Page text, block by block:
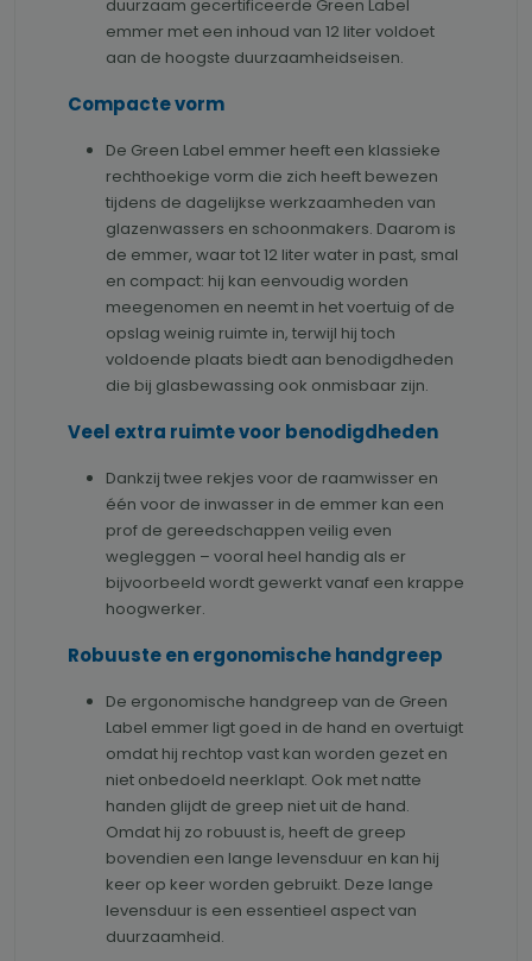
duurzaam gecertificeerde Green Label
emmer met een inhoud van 12 liter voldoet
aan de hoogste duurzaamheidseisen.
Compacte vorm
De Green Label emmer heeft een klassieke
rechthoekige vorm die zich heeft bewezen
tijdens de dagelijkse werkzaamheden van
glazenwassers en schoonmakers. Daarom is
de emmer, waar tot 12 liter water in past, smal
en compact: hij kan eenvoudig worden
meegenomen en neemt in het voertuig of de
opslag weinig ruimte in, terwijl hij toch
voldoende plaats biedt aan benodigdheden
die bij glasbewassing ook onmisbaar zijn.
Veel extra ruimte voor benodigdheden
Dankzij twee rekjes voor de raamwisser en
één voor de inwasser in de emmer kan een
prof de gereedschappen veilig even
wegleggen – vooral heel handig als er
bijvoorbeeld wordt gewerkt vanaf een krappe
hoogwerker.
Robuuste en ergonomische handgreep
De ergonomische handgreep van de Green
Label emmer ligt goed in de hand en overtuigt
omdat hij rechtop vast kan worden gezet en
niet onbedoeld neerklapt. Ook met natte
handen glijdt de greep niet uit de hand.
Omdat hij zo robuust is, heeft de greep
bovendien een lange levensduur en kan hij
keer op keer worden gebruikt. Deze lange
levensduur is een essentieel aspect van
duurzaamheid.